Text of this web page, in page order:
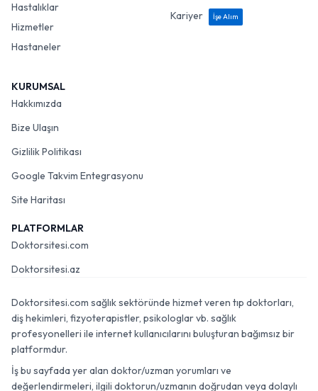
Hastalıklar
Hizmetler
Hastaneler
Kariyer
İşe Alım
KURUMSAL
Hakkımızda
Bize Ulaşın
Gizlilik Politikası
Google Takvim Entegrasyonu
Site Haritası
PLATFORMLAR
Doktorsitesi.com
Doktorsitesi.az
Doktorsitesi.com sağlık sektöründe hizmet veren tıp doktorları,
diş hekimleri, fizyoterapistler, psikologlar vb. sağlık
profesyonelleri ile internet kullanıcılarını buluşturan bağımsız bir
platformdur.
İş bu sayfada yer alan doktor/uzman yorumları ve
değerlendirmeleri, ilgili doktorun/uzmanın doğrudan veya dolaylı